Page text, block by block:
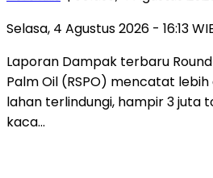
Selasa, 4 Agustus 2026 - 16:13
Laporan Dampak terbaru
Palm Oil (RSPO) mencatat
lahan terlindungi, hampir 3 juta
kaca…